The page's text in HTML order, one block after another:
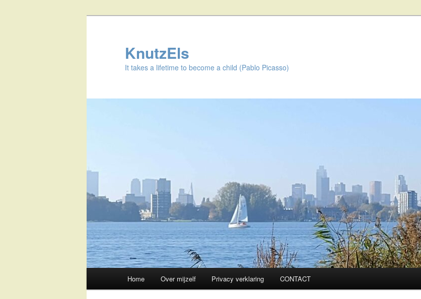
KnutzEls
It takes a lifetime to become a child (Pablo Picasso)
Skip
Home Over mijzelf Privacy verklaring CONTACT